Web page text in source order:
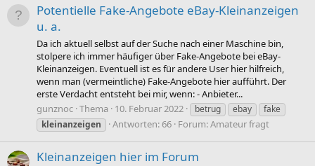
Potentielle Fake-Angebote eBay-Kleinanzeigen
u. a.
Da ich aktuell selbst auf der Suche nach einer Maschine bin,
stolpere ich immer häufiger über Fake-Angebote bei eBay-
Kleinanzeigen. Eventuell ist es für andere User hier hilfreich,
wenn man (vermeintliche) Fake-Angebote hier aufführt. Der
erste Verdacht entsteht bei mir, wenn: - Anbieter...
gunznoc Thema 10. Februar 2022 betrug ebay
fake
kleinanzeigen
Antworten: 66 Forum:Amateur fragt
Kleinanzeigen hier im Forum